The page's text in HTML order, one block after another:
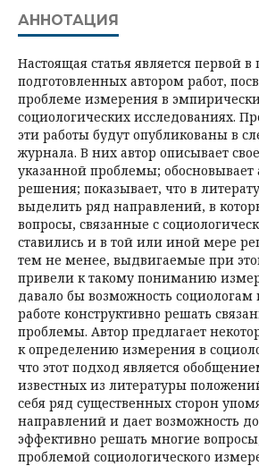
АННОТАЦИЯ
Настоящая статья является первой в
подготовленных автором работ,
проблеме измерения в
социологических исследованиях.
эти работы будут опубликованы в
журнала. В них автор описывает
указанной проблемы; обосновывает
решения; показывает, что в
выделить ряд направлений, в
вопросы, связанные с
ставились и в той или иной мере
тем не менее, выдвигаемые при
привели к такому пониманию
давало бы возможность социологам
работе конструктивно решать
проблемы. Автор предлагает
к определению измерения в
что этот подход является
известных из литературы
себя ряд существенных сторон
направлений и дает возможность
эффективно решать многие
проблемой социологического